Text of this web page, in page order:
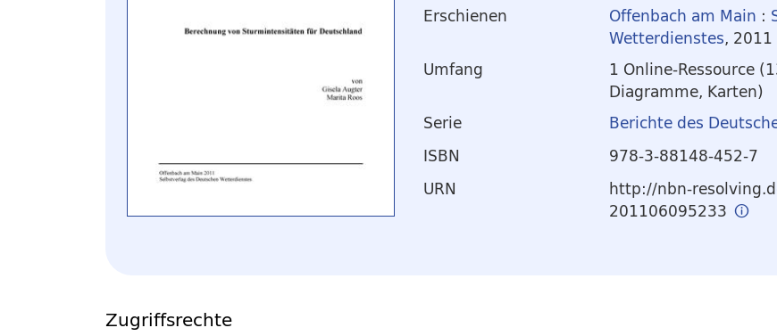
Erschienen Offenbach am Main :
Wetterdienstes, 2011
Umfang
1 Online-Ressource
Diagramme, Karten)
Serie
Berichte des
ISBN
978-3-88148-452-7
URN
http://nbn-
201106095233
Zugriffsrechte